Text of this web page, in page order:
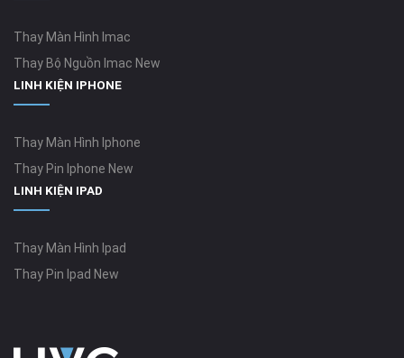
Thay Màn Hình Imac
Thay Bộ Nguồn Imac New
LINH KIỆN IPHONE
Thay Màn Hình Iphone
Thay Pin Iphone New
LINH KIỆN IPAD
Thay Màn Hình Ipad
Thay Pin Ipad New